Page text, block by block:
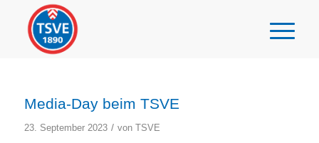
Media-Day beim TSVE
23. September 2023 / von TSVE